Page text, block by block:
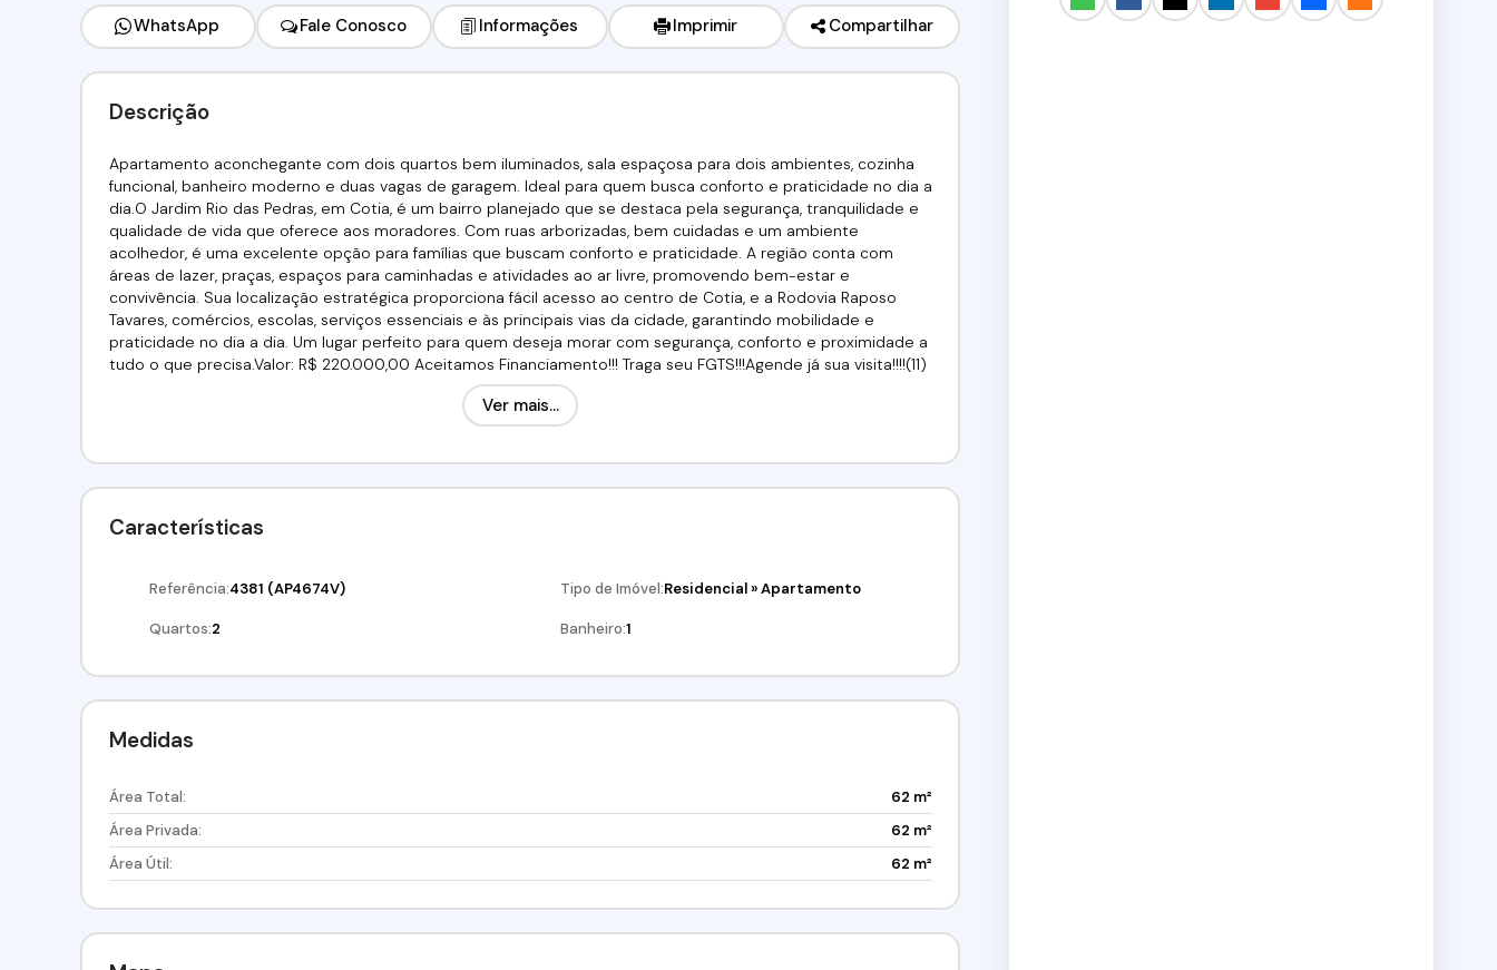
WhatsApp Fale Conosco Informações Imprimir Compartilhar
Descrição
Apartamento aconchegante com dois quartos bem iluminados, sala espaçosa para dois ambientes, cozinha
funcional, banheiro moderno e duas vagas de garagem. Ideal para quem busca conforto e praticidade no dia a
dia.O Jardim Rio das Pedras, em Cotia, é um bairro planejado que se destaca pela segurança, tranquilidade e
qualidade de vida que oferece aos moradores. Com ruas arborizadas, bem cuidadas e um ambiente
acolhedor, é uma excelente opção para famílias que buscam conforto e praticidade. A região conta com
áreas de lazer, praças, espaços para caminhadas e atividades ao ar livre, promovendo bem-estar e
convivência. Sua localização estratégica proporciona fácil acesso ao centro de Cotia, e a Rodovia Raposo
Tavares, comércios, escolas, serviços essenciais e às principais vias da cidade, garantindo mobilidade e
praticidade no dia a dia. Um lugar perfeito para quem deseja morar com segurança, conforto e proximidade a
tudo o que precisa.Valor: R$ 220.000,00 Aceitamos Financiamento!!! Traga seu FGTS!!!Agende já sua visita!!!!(11)
98211-2565 / (11) 97417-8061Imobiliária Alfa Negócios.CRECI. 34.726-J
Ver mais...
Características
Referência:4381 (AP4674V) Tipo de Imóvel:Residencial»Apartamento
Quartos:2 Banheiro:1
Medidas
Área Total:
62 m²
Área Privada:
62 m²
Área Útil:
62 m²